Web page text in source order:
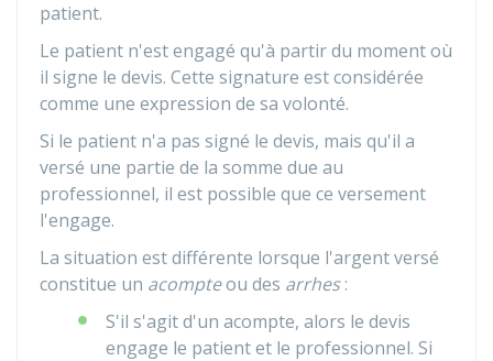
patient.
Le patient n'est engagé qu'à partir du moment où
il signe le devis. Cette signature est considérée
comme une expression de sa volonté.
Si le patient n'a pas signé le devis, mais qu'il a
versé une partie de la somme due au
professionnel, il est possible que ce versement
l'engage.
La situation est différente lorsque l'argent versé
constitue un acompteou des arrhes:
S'il s'agit d'un acompte, alors le devis
engage le patient et le professionnel. Si